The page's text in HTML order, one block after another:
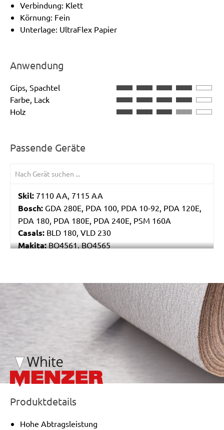
Verbindung: Klett
Körnung: Fein
Unterlage: UltraFlex Papier
Anwendung
Gips, Spachtel
Farbe, Lack
Holz
Passende Geräte
Skil: 7110 AA, 7115 AA
Bosch: GDA 280E, PDA 100, PDA 10-92, PDA 120E,
PDA 180, PDA 180E, PDA 240E, PSM 160A
Casals: BLD 180, VLD 230
Makita:BO4561, BO4565
Einhell:DE-G 200 E
KA510, KA511EKA, VP510
/marketing/parallax/menzer/parallax_logos/
Produktdetails
Hohe Abtragsleistung